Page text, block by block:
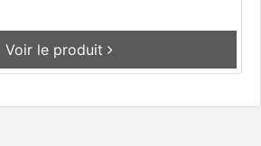
Voir le produit